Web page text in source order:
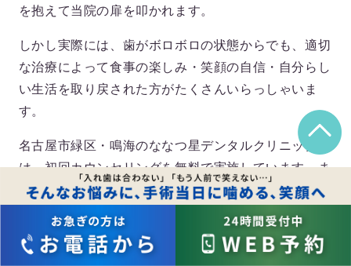
を抱えて当院の扉を叩かれます。
しかし実際には、歯がボロボロの状態からでも、適切
な治療によって食事の楽しみ・笑顔の自信・自分らし
い生活を取り戻された方がたくさんいらっしゃいま
す。
名古屋市緑区・鳴海のななつ星デンタルクリニック
は、初回カウンセリングを無料で実施しています。ま
ず話を聞くだけでも構いません。あなたの状態に合っ